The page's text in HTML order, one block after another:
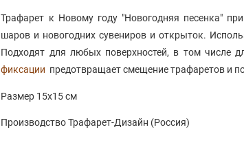
Трафарет к Новому году "Новогодняя песенка"
шаров и новогодних сувениров и открыток.
Подходят для любых поверхностей, в том числе
фиксации предотвращает смещение трафаретов и
Размер 15х15 см
Производство Трафарет-Дизайн (Россия)